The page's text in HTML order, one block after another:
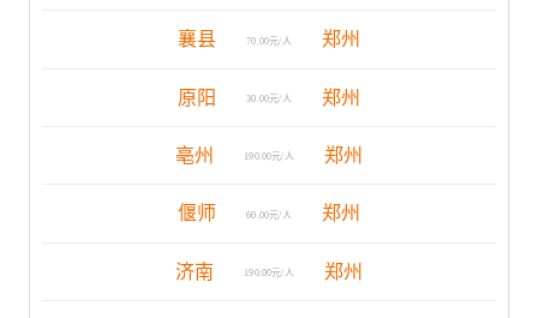
襄县 70.00元/人 郑州
原阳 30.00元/人 郑州
亳州 190.00元/人 郑州
偃师 60.00元/人 郑州
济南 190.00元/人 郑州